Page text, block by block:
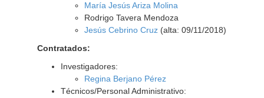
María Jesús Ariza Molina
Rodrigo Tavera Mendoza
Jesús Cebrino Cruz(alta: 09/11/2018)
Contratados:
Investigadores:
Regina Berjano Pérez
Técnicos/Personal Administrativo: